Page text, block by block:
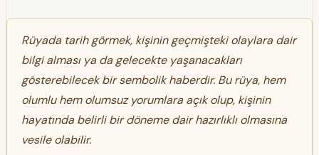
Rüyada tarih görmek, kişinin geçmişteki olaylara dair
bilgi alması ya da gelecekte yaşanacakları
gösterebilecek bir sembolik haberdir. Bu rüya, hem
olumlu hem olumsuz yorumlara açık olup, kişinin
hayatında belirli bir döneme dair hazırlıklı olmasına
vesile olabilir.